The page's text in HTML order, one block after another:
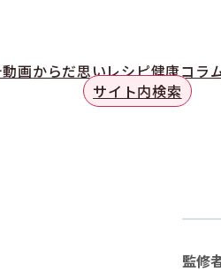
画からだ思いレシピ健康コラ
サイト内検索
監修